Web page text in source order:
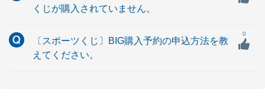
くじが購入されていません。
〔スポーツくじ〕BIG購入予約の申込方法を教
えてください。
0